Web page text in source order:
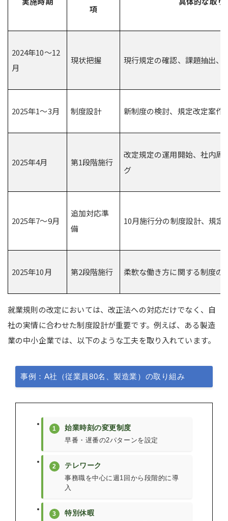
項
2024年10～12
月
現状把握 現行規定の確認、課題抽出、
2025年1～3月 制度設計 新制度の検討、規定改定案作
2025年4月 第1段階施行
改定規定の運用開始、社内周
グ
2025年7～9月
追加対応準
備
10月施行分の制度設計、規定
2025年10月 第2段階施行 柔軟な働き方に関する制度の
就業規則の改定においては、改正法への対応だけでなく、自
社の実情に合わせた制度設計が重要です。例えば、ある製造
業の中小企業では、以下のような工夫を取り入れています。
事例：A社（従業員80名、製造業）の取り組み
1 始業時刻の変更制度
早番・遅番の2パターンを設定
2 テレワーク
事務職を中心に週1回から段階的に導
入
3 特別休暇